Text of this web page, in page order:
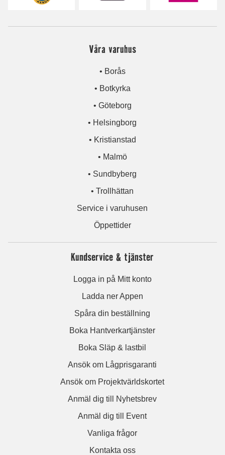
Våra varuhus
• Borås
• Botkyrka
• Göteborg
• Helsingborg
• Kristianstad
• Malmö
• Sundbyberg
• Trollhättan
Service i varuhusen
Öppettider
Kundservice & tjänster
Logga in på Mitt konto
Ladda ner Appen
Spåra din beställning
Boka Hantverkartjänster
Boka Släp & lastbil
Ansök om Lågprisgaranti
Ansök om Projektvärldskortet
Anmäl dig till Nyhetsbrev
Anmäl dig till Event
Vanliga frågor
Kontakta oss